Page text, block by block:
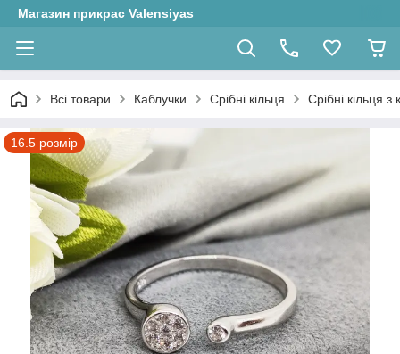
Магазин прикрас Valensiyas
Всі товари Каблучки Срібні кільця Срібні кільця з
16.5 розмір